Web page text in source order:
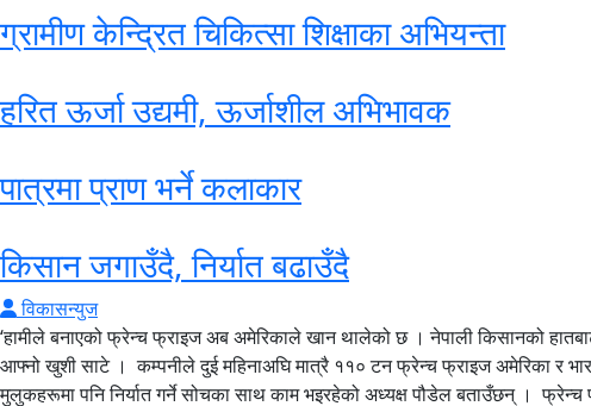
ग्रामीण केन्द्रित चिकित्सा शिक्षाका अभियन्ता
हरित ऊर्जा उद्यमी, ऊर्जाशील अभिभावक
पात्रमा प्राण भर्ने कलाकार
किसान जगाउँदै, निर्यात बढाउँदै
विकासन्युज
‘हामीले बनाएको फ्रेन्च फ्राइज अब अमेरिकाले खान थालेको छ । नेपाली किसानको हातबाट बनेको उत्पादन अमेरिका पुगेको दिन मेरो जीवनको सबैभन्दा अर्थपूर्ण क्षण हो,’ फर्स्ट च्वाइस फुड्स प्रालिका अध्यक्ष कृष्णप्रसाद पौडेल निकै उत्साहका साथ आफ्नो खुशी साटे । कम्पनीले दुई महिनाअघि मात्रै ११० टन फ्रेन्च फ्राइज अमेरिका र भारतमा पठाए । जापान, बेलायत र अष्ट्रेलिया छिट्टै निर्यात गर्ने लक्ष्य छ । यस समाचारले नेपाल र देश बाहिरका सञ्चारमाध्यममा महत्त्वपूर्ण स्थान पायो । खाडी मुलुकहरूमा पनि निर्यात गर्ने सोचका साथ काम भइरहेको अध्यक्ष पौडेल बताउँछन् । फ्रेन्च फ्राइज निर्यात कम्पनीको पछिल्लो उपलब्धि हो । आन्तरिक बजारमा यसको उपस्थिति र कम्पनीले हासिल गरेको उपलब्धि निकै महत्त्वपूर्ण छ । नेपालमा खपत हुने कुल फ्रेन्च फ्राइजमध्ये करिब ६० प्रतिशत बजार आयात प्रतिस्थापन गरेको पौडेलले जानकारी दिए । नेपाली स्वादको फ्रेन्च फ्राइज उत्पादन गर्ने देशको पहिलो उद्योग नै फर्स्ट च्वाइस फुड्स हो । पाँच वर्षअघि २ अर्ब रुपैयाँको लगानीमा स्थापना भएको उद्योगले छोटो अवधिमै फ्रेन्चफ्राइज बजारमा आफ्नो बलियो स्थान बनाउन सफल भएको छ । कृष्णप्रसाद पाैडेल पौडेलका अनुसार उद्योगले अहिले फ्रेन्च फ्राइजसँगै क्रिनिकल कट, स्माइल्स, ह्यास ब्राउन, आलु टिक्की, भेग स्टिक, बर्गर प्याटीलगायत उत्पादन गर्दै आएको छ । एउटा उद्योगले वार्षिक ४० हजार मेट्रिक टन आलु खपत गर्छ भने यस्तै दुई÷तीन वटा उद्योग आयो भने अबको तीन वर्षमा हामी आलुमा आत्मनिर्भर बन्न सक्छौं । बिहान–बेलुका हाम्रो भान्सामा पाक्ने आलु गत आर्थिक वर्षमा मात्रै २० अर्बको भित्रिएको छ । तर, हाम्रा खेतहरू बाँझै छन् । कागजमा रमाउनेहरूले मात्रै सरकारबाट अनुदान र लाभ लिएका छन् । उद्योगले उत्पादन गरेको प्रडक्डले ६० प्रतिशतभन्दा बढी नेपाली मार्केट ओगटिसकेको छ । नेपाली उत्पादन विदेशीको तुलनामा स्वादिष्ट भएकोले पनि उपभोक्ताको रोजाइमा पर्न सफल भएको उनको दावी छ । अहिले फ्रेन्च फ्राइज काठमाडौं, पोखरा, चितवन, बुटवल, इटहरी, दाङ, नेपालगञ्ज लगायतका सहरका ५ वितरक, १२ चेन रेस्टुरेन्ट, १५० सप्लायर्स, ४०० भन्दा बढी रेस्टुरेन्ट र १७१ मोडर्न मार्टमार्फत उपभोक्तासम्म पुगेको छ । विस्तारै ठूला तारे चेन होटलहरूमा पनि टेन्डरमार्फत जाने तयारी छ । भाटभटेनीका प्रमुख सञ्चालन अधिकृत पानु पौडेलले अहिले विदेशी फ्रेन्च फ्राइजभन्दा फर्स्ट च्वाइस फुड्सले उत्पादन गरेको फ्रेन्फ्राइजको राम्रो माग भइरहेको बताए । उनका अनुसार यो उद्योग आउनुभन्दा अघि विदेशी कम्पनीको बढी बिक्री हुने भएको भए पनि अहिले यस उद्योगले गुणस्तरीय फ्रेन्च फ्राइज उत्पादन गरिरहेकोले माग पनि बढिरहेको छ । ‘स्वदेशी उत्पादन हो, अहिले सबैले फर्स्ट च्वाइस फुड्स फ्रेन्च फ्राइज माग गर्छन्, बजारमा माग बढेको छ, गुणस्तर पनि राम्रो छ, यो उद्योगले राम्रो बजार लिएको देखेको छु,’ उनले भने । यस उद्योगसँग जोडिएर आज ३५ हजार बढी किसान प्रत्यक्ष वा अप्रत्यक्ष रूपमा लाभान्वित छन् । किसानका खेतसम्म गएर बीउ, प्राविधिक सहयोग, भण्डारण सुविधा र बजारको सुनिश्चितता लगायत सबै कुरा कम्पनीले उपलब्ध गराएको छ । किसान अब वर्षभरि ‘कहाँ बेच्ने ?’ भनेर चिन्तित छैनन् । नेपालमा प्रयोग हुने फ्रेन्च फ्राइज प्रायः विदेशबाटै आउँथ्यो । आर्थिक वर्ष २०७७/७८ मा मात्रै २५ करोड रुपैयाँ बराबरको फ्रेन्च फ्राइज आयात भएको भन्सार विभागको तथ्यांकले देखाउँछ । अहिले यो उद्योगले आयातको परिणामलाई कम गर्दै निर्यात बढाइरहेको छ । अब विदेशी मुद्रा नेपाल आउने बाटो पनि यस उद्योगले खुला गरिदिएको छ । आफ्नो उद्योगले हजारौं किसानलाई सँगसँगै जोडेर लगेको सुनाउँछन् पौडेल । नवलपुरबाट डेढ सय–दुई सय किसानबाट सुरु गरेको आलु उत्पादन आजको दिनसम्म आइपुग्दा उद्योगले २६ जिल्लाका ३५ हजार किसानलाई उद्योगसँग जोडिसकेको छ । पौडेलका अनुसार गत वर्ष मात्रै उद्योगले किसानबाट २ हजार मेट्रिक टनभन्दा बढी आलु खरिद गरेको छ । रुपन्देही, कैलाली, नवलपुर, सिन्धुली, मकवानपुर, दाङ, बारा, पर्सालगायतका किसान उद्योगसँग जोडिएका छन् । किसानलाई बीउ, मल र प्राविधिक सहयोग उद्योगले नै गर्छ । साथै गण्डकी प्रदेश सरकारले पनि किसानलाई बीउमा अनुदान दिने गरेको पौडेलले बताए । ‘गण्डकी सरकारले